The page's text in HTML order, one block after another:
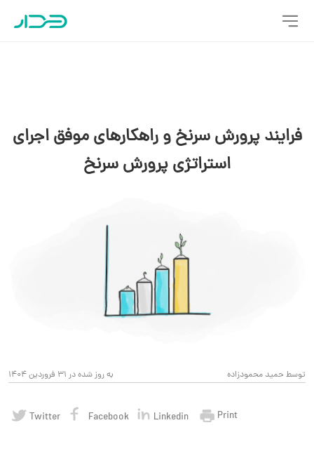
فرایند پرورش سرنخ و راهکارهای موفق اجرای
استراتژی پرورش سرنخ
به روز شده در 31 فروردین 1404 توسط حمید محمودزاده
Twitter Facebook Linkedin Print